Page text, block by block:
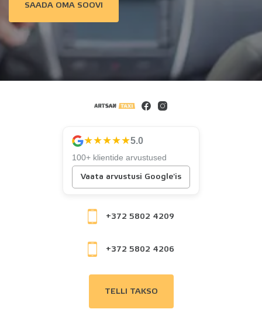
SAADA OMA SOOVI
★★★★★5.0
100+ klientide arvustused
Vaata arvustusi Google'is
+372 5802 4209
+372 5802 4206
TELLI TAKSO